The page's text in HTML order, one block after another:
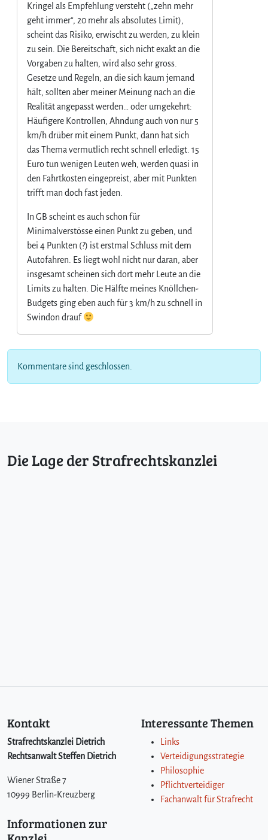
Kringel als Empfehlung versteht („zehn mehr
geht immer“, 20 mehr als absolutes Limit),
scheint das Risiko, erwischt zu werden, zu klein
zu sein. Die Bereitschaft, sich nicht exakt an die
Vorgaben zu halten, wird also sehr gross.
Gesetze und Regeln, an die sich kaum jemand
hält, sollten aber meiner Meinung nach an die
Realität angepasst werden… oder umgekehrt:
Häufigere Kontrollen, Ahndung auch von nur 5
km/h drüber mit einem Punkt, dann hat sich
das Thema vermutlich recht schnell erledigt. 15
Euro tun wenigen Leuten weh, werden quasi in
den Fahrtkosten eingepreist, aber mit Punkten
trifft man doch fast jeden.
In GB scheint es auch schon für
Minimalverstösse einen Punkt zu geben, und
bei 4 Punkten (?) ist erstmal Schluss mit dem
Autofahren. Es liegt wohl nicht nur daran, aber
insgesamt scheinen sich dort mehr Leute an die
Limits zu halten. Die Hälfte meines Knöllchen-
Budgets ging eben auch für 3 km/h zu schnell in
Swindon drauf
Kommentare sind geschlossen.
Die Lage der Strafrechtskanzlei
Kontakt
Strafrechtskanzlei Dietrich
Rechtsanwalt Steffen Dietrich
Wiener Straße 7
10999 Berlin-Kreuzberg
Interessante Themen
Links
Verteidigungsstrategie
Philosophie
Pflichtverteidiger
Fachanwalt für Strafrecht
Informationen zur